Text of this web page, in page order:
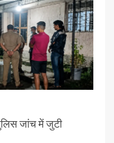
जांच में जुटी